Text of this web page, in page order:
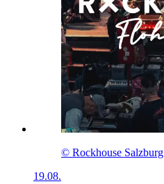
© Rockhouse Salzburg
19.08.